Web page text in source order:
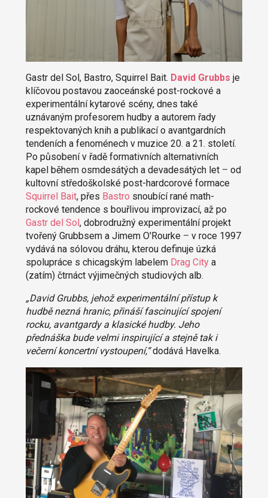
Gastr del Sol, Bastro, Squirrel Bait. David Grubbs je
klíčovou postavou zaoceánské post-rockové a
experimentální kytarové scény, dnes také
uznávaným profesorem hudby a autorem řady
respektovaných knih a publikací o avantgardních
tendeních a fenoménech v muzice 20. a 21. století.
Po působení v řadě formativních alternativních
kapel během osmdesátých a devadesátých let – od
kultovní středoškolské post-hardcorové formace
Squirrel Bait, přes Bastro snoubící rané math-
rockové tendence s bouřlivou improvizací, až po
Gastr del Sol, dobrodružný experimentální projekt
tvořený Grubbsem a Jimem O'Rourke – v roce 1997
vydává na sólovou dráhu, kterou definuje úzká
spolupráce s chicagským labelem Drag Citya
(zatím) čtrnáct výjimečných studiových alb.
„David Grubbs, jehož experimentální přístup k
hudbě nezná hranic, přináší fascinující spojení
rocku, avantgardy a klasické hudby. Jeho
přednáška bude velmi inspirující a stejně tak i
večerní koncertní vystoupení,“dodává Havelka.